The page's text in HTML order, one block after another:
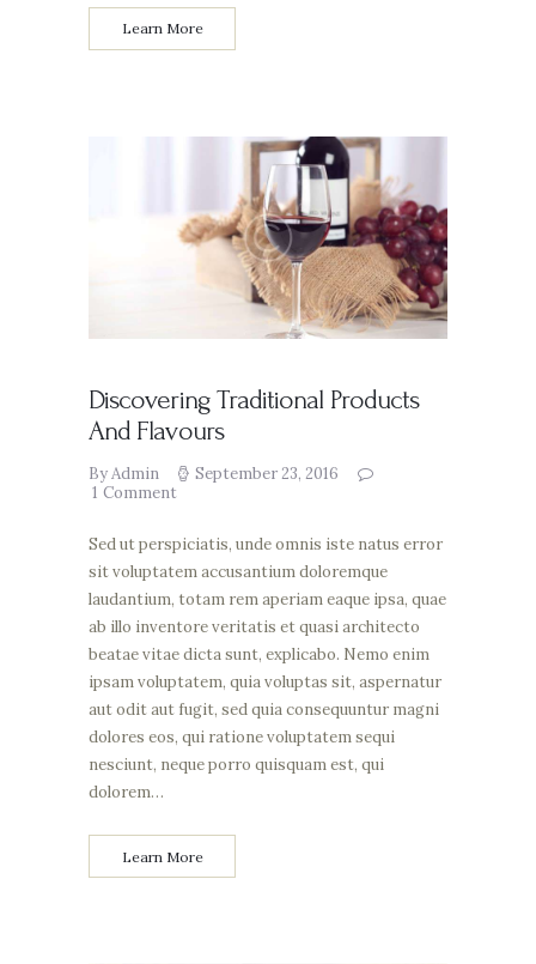
Learn More
Discovering Traditional Products
And Flavours
By Admin
September 23, 2016
1 Comment
Sed ut perspiciatis, unde omnis iste natus error
sit voluptatem accusantium doloremque
laudantium, totam rem aperiam eaque ipsa, quae
ab illo inventore veritatis et quasi architecto
beatae vitae dicta sunt, explicabo. Nemo enim
ipsam voluptatem, quia voluptas sit, aspernatur
aut odit aut fugit, sed quia consequuntur magni
dolores eos, qui ratione voluptatem sequi
nesciunt, neque porro quisquam est, qui
dolorem…
Learn More